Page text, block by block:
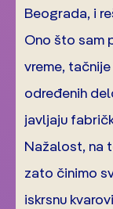
Beograda, i
Ono što sam
vreme,
određenih
javljaju
Nažalost, na
zato činimo
iskrsnu